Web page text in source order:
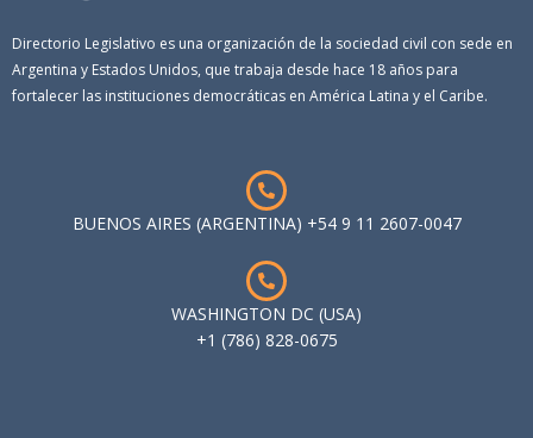
Directorio Legislativo es una organización de la sociedad civil con sede en
Argentina y Estados Unidos, que trabaja desde hace 18 años para
fortalecer las instituciones democráticas en América Latina y el Caribe.
BUENOS AIRES (ARGENTINA) +54 9 11 2607-0047
WASHINGTON DC (USA)
+1 (786) 828-0675